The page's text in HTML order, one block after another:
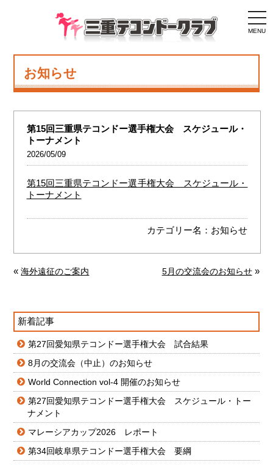
MENU
お知らせ
第15回三重県テコンドー選手権大会 スケジュール・
トーナメント
2026/05/09
第15回三重県テコンドー選手権大会 スケジュール・
トーナメント
カテゴリー名： お知らせ
«海外遠征のご案内 5月の交流会のお知らせ»
新着記事
第27回愛知県テコンドー選手権大会 試合結果
8月の交流会（中止）のお知らせ
World Connection vol-4 開催のお知らせ
第27回愛知県テコンドー選手権大会 スケジュール・トー
ナメント
マレーシアカップ2026 レポート
第34回岐阜県テコンドー選手権大会 要綱